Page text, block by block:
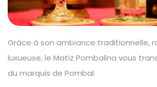
Grâce à son ambiance traditionnelle,
luxueuse, le Matiz Pombalina vous
du marquis de Pombal.